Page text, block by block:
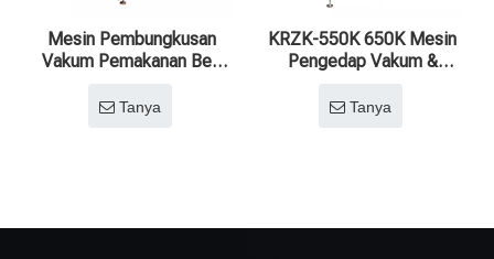
Mesin Pembungkusan
Vakum Pemakanan Beg
Kecekapan Pengeluaran
Tanya
KRZK-550K 650K Mesin
Pengedap Vakum &
Automatik Berterusan
Tanya